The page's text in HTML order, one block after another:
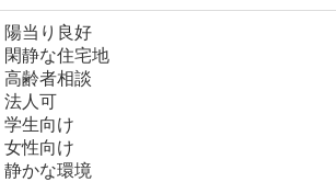
陽当り良好
閑静な住宅地
高齢者相談
法人可
学生向け
女性向け
静かな環境